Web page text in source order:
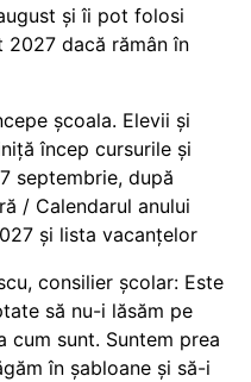
și îi pot folosi
2027 dacă rămân în
școala. Elevii și
încep cursurile și
septembrie, după
/ Calendarul anului
și lista vacanțelor
consilier școlar: Este
să nu-i lăsăm pe
cum sunt. Suntem prea
în șabloane și să-i